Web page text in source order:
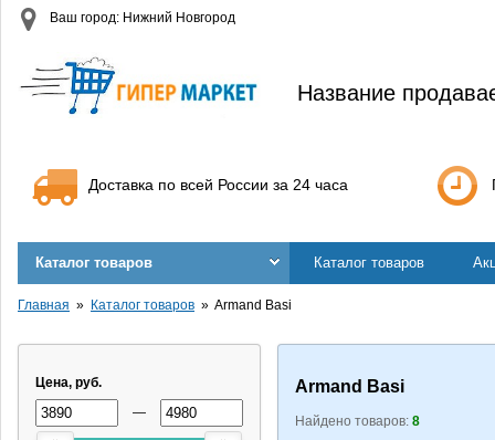
Ваш город: Нижний Новгород
Название
Доставка по всей России за 24 часа
Каталог товаров Каталог товаров
Главная Каталог товаров Armand Basi
Цена, руб.
—
Armand Basi
Найдено товаров: 8